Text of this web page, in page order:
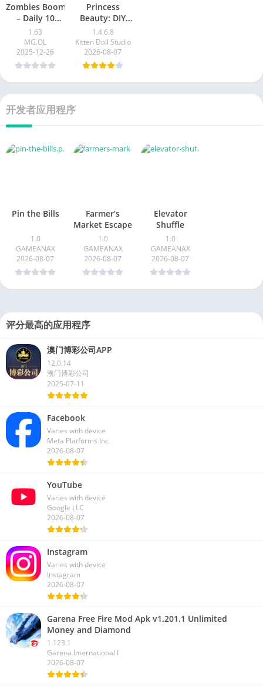
Zombies Boom
– Daily 10
draws
1.63
MG.OL
2025-12-26
Princess
Beauty: DIY
Dress up
1.4.6.8
Kitten Doll Studio
2026-08-07
开发者应用程序
Pin the Bills
1.0
GAMEANAX
2026-08-07
Farmer’s
Market Escape
1.0
GAMEANAX
2026-08-07
Elevator
Shuffle
1.0
GAMEANAX
2026-08-07
评分最高的应用程序
澳门博彩公司APP
12.0.14
澳门博彩公司
2025-07-11
Facebook
Varies with device
Meta Platforms Inc.
2026-08-07
YouTube
Varies with device
Google LLC
2026-08-07
Instagram
Varies with device
Instagram
2026-08-07
Garena Free Fire Mod Apk v1.201.1 Unlimited
Money and Diamond
1.123.1
Garena International I
2026-08-07